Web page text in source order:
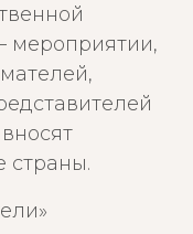
мероприятии,
страны.